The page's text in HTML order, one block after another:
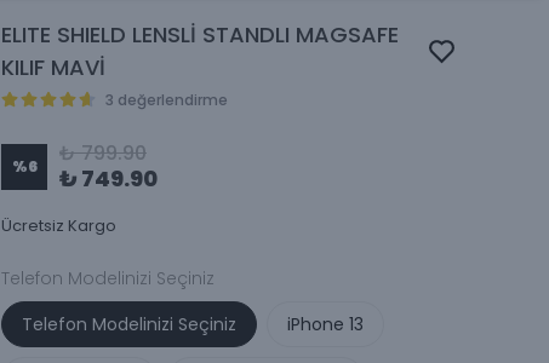
ELITE SHIELD LENSLİ STANDLI MAGSAFE
KILIF MAVİ
3 değerlendirme
%6 ₺ 799.90
₺ 749.90
Ücretsiz Kargo
Telefon Modelinizi Seçiniz
Telefon Modelinizi Seçiniz
iPhone 13